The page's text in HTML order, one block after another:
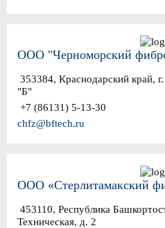
ООО "Черноморский
353384, Краснодарский край,
"Б"
+7 (86131) 5-13-30
chfz@bftech.ru
ООО «Стерлитамакский
453110, Республика
Техническая, д. 2